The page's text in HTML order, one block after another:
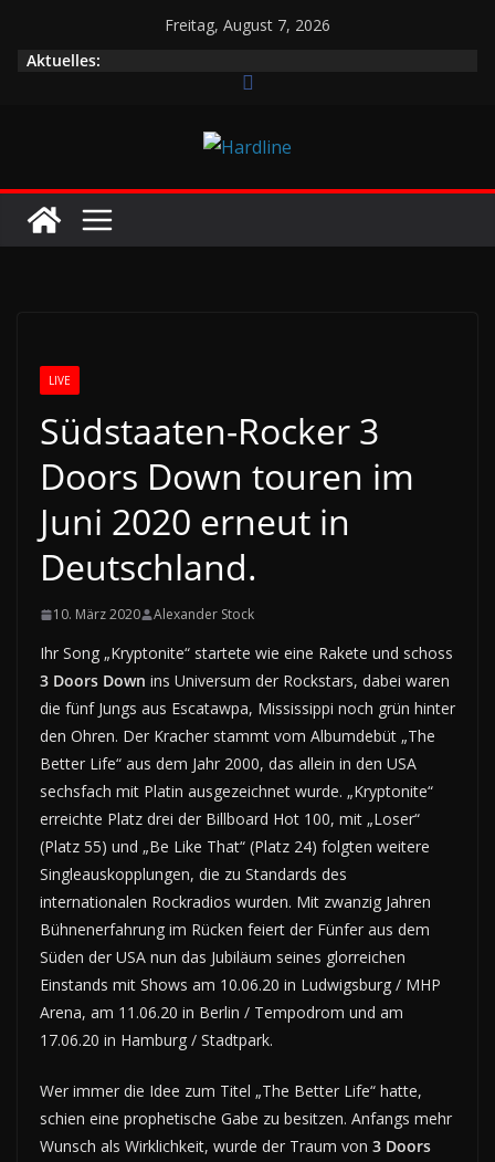
Freitag, August 7, 2026
Aktuelles:
LIVE
Südstaaten-Rocker 3
Doors Down touren im
Juni 2020 erneut in
Deutschland.
10. März 2020 Alexander Stock
Ihr Song „Kryptonite“ startete wie eine Rakete und schoss
3 Doors Down ins Universum der Rockstars, dabei waren
die fünf Jungs aus Escatawpa, Mississippi noch grün hinter
den Ohren. Der Kracher stammt vom Albumdebüt „The
Better Life“ aus dem Jahr 2000, das allein in den USA
sechsfach mit Platin ausgezeichnet wurde. „Kryptonite“
erreichte Platz drei der Billboard Hot 100, mit „Loser“
(Platz 55) und „Be Like That“ (Platz 24) folgten weitere
Singleauskopplungen, die zu Standards des
internationalen Rockradios wurden. Mit zwanzig Jahren
Bühnenerfahrung im Rücken feiert der Fünfer aus dem
Süden der USA nun das Jubiläum seines glorreichen
Einstands mit Shows am 10.06.20 in Ludwigsburg / MHP
Arena, am 11.06.20 in Berlin / Tempodrom und am
17.06.20 in Hamburg / Stadtpark.
Wer immer die Idee zum Titel „The Better Life“ hatte,
schien eine prophetische Gabe zu besitzen. Anfangs mehr
Wunsch als Wirklichkeit, wurde der Traum von 3 Doors